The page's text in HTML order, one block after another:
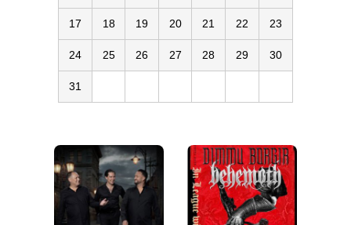
17 18 19 20 21 22 23
24 25 26 27 28 29 30
31